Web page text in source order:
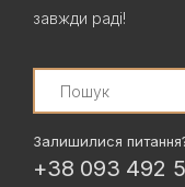
завжди раді!
Search
Залишилися
+38 093 492